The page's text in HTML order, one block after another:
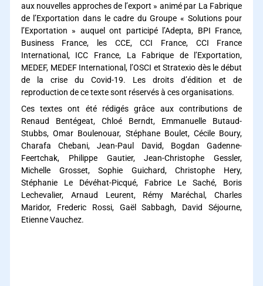
aux nouvelles approches de l’export » animé par La Fabrique
de l’Exportation dans le cadre du Groupe « Solutions pour
l’Exportation » auquel ont participé l’Adepta, BPI France,
Business France, les CCE, CCI France, CCI France
International, ICC France, La Fabrique de l’Exportation,
MEDEF, MEDEF International, l’OSCI et Stratexio dès le début
de la crise du Covid-19. Les droits d’édition et de
reproduction de ce texte sont réservés à ces organisations.
Ces textes ont été rédigés grâce aux contributions de
Renaud Bentégeat, Chloé Berndt, Emmanuelle Butaud-
Stubbs, Omar Boulenouar, Stéphane Boulet, Cécile Boury,
Charafa Chebani, Jean-Paul David, Bogdan Gadenne-
Feertchak, Philippe Gautier, Jean-Christophe Gessler,
Michelle Grosset, Sophie Guichard, Christophe Hery,
Stéphanie Le Dévéhat-Picqué, Fabrice Le Saché, Boris
Lechevalier, Arnaud Leurent, Rémy Maréchal, Charles
Maridor, Frederic Rossi, Gaël Sabbagh, David Séjourne,
Etienne Vauchez.